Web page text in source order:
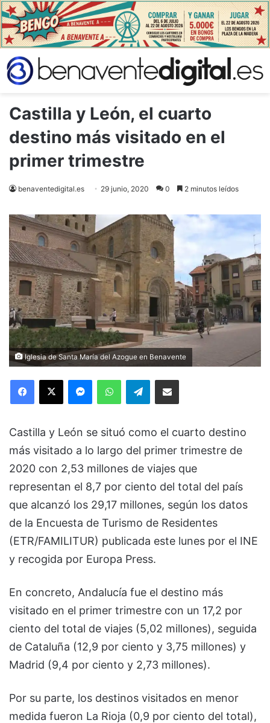
Castilla y León, el cuarto
destino más visitado en el
primer trimestre
benaventedigital.es 29 junio, 2020 0 2 minutos leídos
Iglesia de Santa María del Azogue en Benavente
Facebook
X MessengerWhatsAppTelegramCompartir via Email
Castilla y León se situó como el cuarto destino
más visitado a lo largo del primer trimestre de
2020 con 2,53 millones de viajes que
representan el 8,7 por ciento del total del país
que alcanzó los 29,17 millones, según los datos
de la Encuesta de Turismo de Residentes
(ETR/FAMILITUR) publicada este lunes por el INE
y recogida por Europa Press.
En concreto, Andalucía fue el destino más
visitado en el primer trimestre con un 17,2 por
ciento del total de viajes (5,02 millones), seguida
de Cataluña (12,9 por ciento y 3,75 millones) y
Madrid (9,4 por ciento y 2,73 millones).
Por su parte, los destinos visitados en menor
medida fueron La Rioja (0,9 por ciento del total),